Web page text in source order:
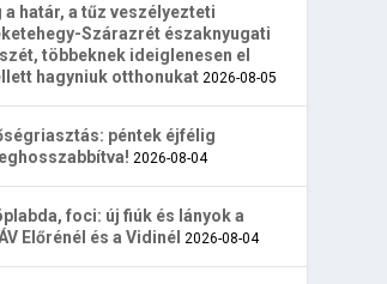
a határ, a tűz veszélyezteti
Szárazrét északnyugati
többeknek ideiglenesen el
hagyniuk otthonukat 2026-08-05
péntek éjfélig
2026-08-04
foci: új fiúk és lányok a
Előrénél és a Vidinél 2026-08-04